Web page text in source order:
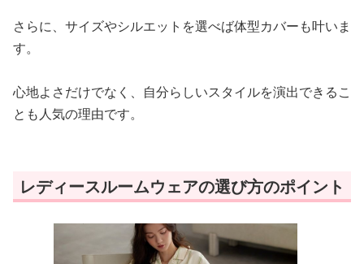
さらに、サイズやシルエットを選べば体型カバーも叶いま
す。
心地よさだけでなく、自分らしいスタイルを演出できるこ
とも人気の理由です。
レディースルームウェアの選び方のポイント